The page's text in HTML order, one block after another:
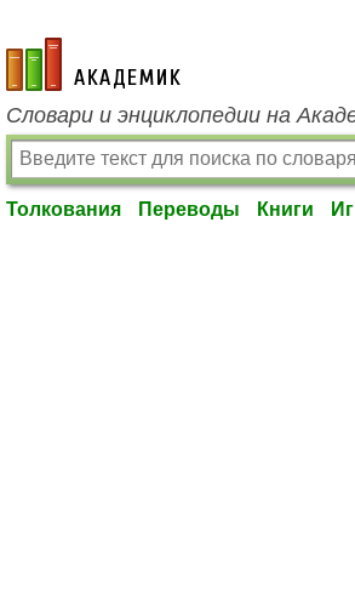
academic.ru
Словари и энциклопедии на
Толкования Переводы Книги